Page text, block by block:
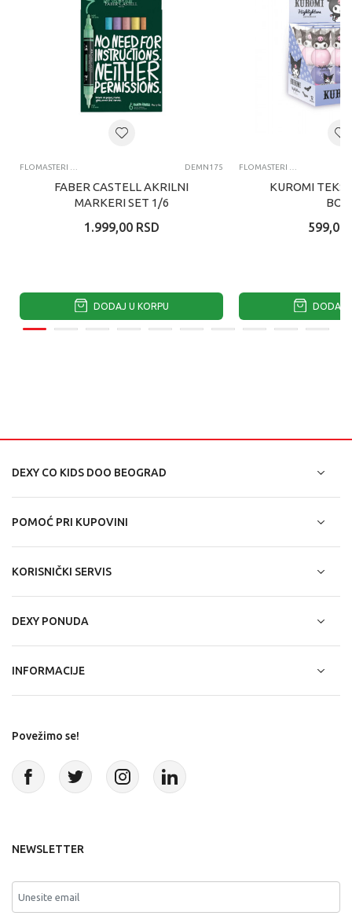
DEMN175
FABER CASTELL AKRILNI
MARKERI SET 1/6
1.999,00 RSD
DODAJ U KORPU
KUROMI
599,00
DODAJ
DEXY CO KIDS DOO BEOGRAD
POMOĆ PRI KUPOVINI
KORISNIČKI SERVIS
DEXY PONUDA
INFORMACIJE
Povežimo se!
NEWSLETTER